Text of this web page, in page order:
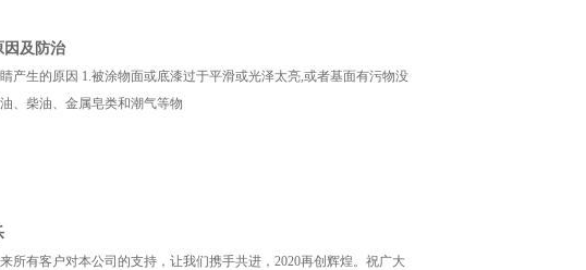
因及防治
产生的原因 1.被涂物面或底漆过于平滑或光泽太亮,或者基面有污物没
、柴油、金属皂类和潮气等物
所有客户对本公司的支持，让我们携手共进，2020再创辉煌。祝广大